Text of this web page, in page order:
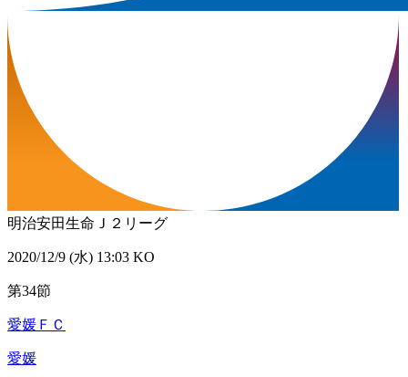
明治安田生命Ｊ２リーグ
2020/12/9 (水) 13:03 KO
第34節
愛媛ＦＣ
愛媛